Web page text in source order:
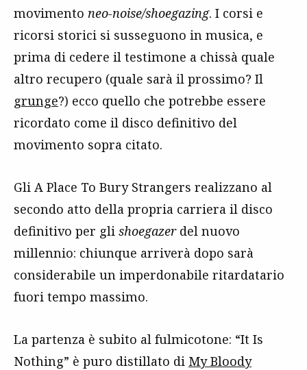
movimento neo-noise/shoegazing. I corsi e
ricorsi storici si susseguono in musica, e
prima di cedere il testimone a chissà quale
altro recupero (quale sarà il prossimo? Il
grunge?) ecco quello che potrebbe essere
ricordato come il disco definitivo del
movimento sopra citato.
Gli A Place To Bury Strangers realizzano al
secondo atto della propria carriera il disco
definitivo per gli shoegazerdel nuovo
millennio: chiunque arriverà dopo sarà
considerabile un imperdonabile ritardatario
fuori tempo massimo.
La partenza è subito al fulmicotone: “It Is
Nothing” è puro distillato di My Bloody